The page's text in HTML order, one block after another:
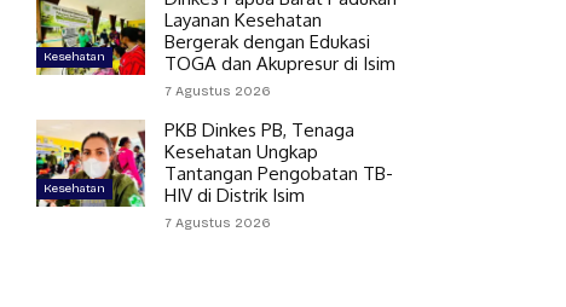
Kesehatan
Layanan Kesehatan
Bergerak dengan Edukasi
TOGA dan Akupresur di Isim
7 Agustus 2026
Kesehatan
PKB Dinkes PB, Tenaga
Kesehatan Ungkap
Tantangan Pengobatan TB-
HIV di Distrik Isim
7 Agustus 2026